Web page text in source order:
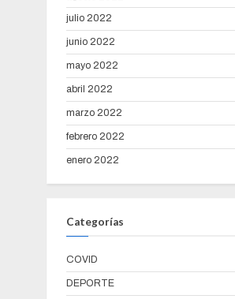
julio 2022
junio 2022
mayo 2022
abril 2022
marzo 2022
febrero 2022
enero 2022
Categorías
COVID
DEPORTE